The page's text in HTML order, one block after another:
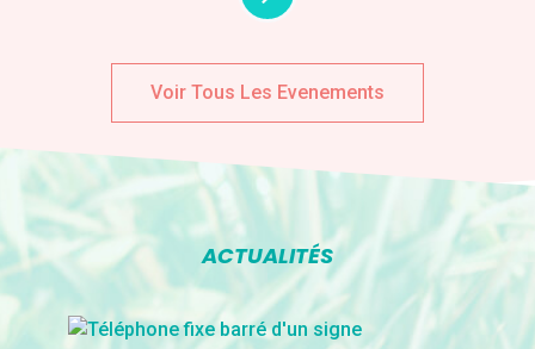
Voir Tous Les Evenements
ACTUALITÉS